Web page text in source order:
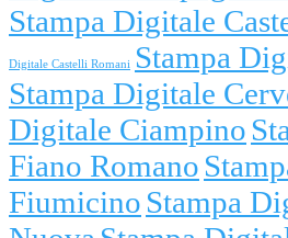
Stampa Digitale
Digitale Castelli Romani Stampa
Stampa Digitale
Digitale Ciampino
Fiano Romano
Fiumicino Stampa